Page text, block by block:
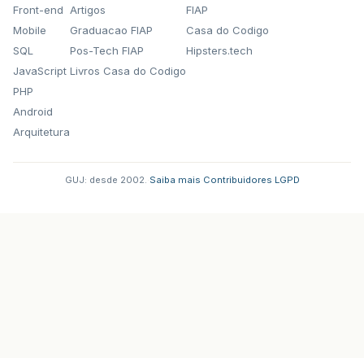
Front-end
Mobile
SQL
JavaScript
PHP
Android
Arquitetura
Artigos
Graduacao FIAP
Pos-Tech FIAP
Livros Casa do Codigo
FIAP
Casa do Codigo
Hipsters.tech
GUJ: desde 2002. Saiba mais Contribuidores LGPD